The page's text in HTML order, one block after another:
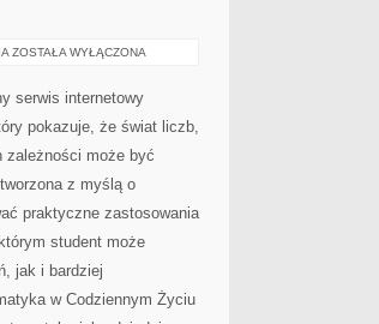
HISTORIA
ZOSTAŁA WYŁĄCZONA
serwis internetowy
pokazuje, że świat liczb,
zależności może być
z myślą o
praktyczne zastosowania
student może
jak i bardziej
w Codziennym Życiu